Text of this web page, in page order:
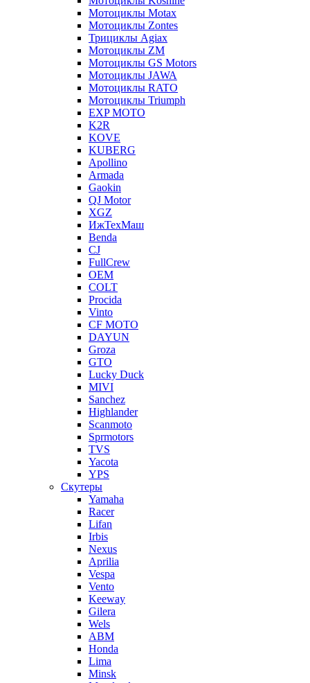
Мотоциклы Motax
Мотоциклы Zontes
Трициклы Agiax
Мотоциклы ZM
Мотоциклы GS Motors
Мотоциклы JAWA
Мотоциклы RATO
Мотоциклы Triumph
EXP MOTO
K2R
KOVE
KUBERG
Apollino
Armada
Gaokin
QJ Motor
XGZ
ИжТехМаш
Benda
CJ
FullCrew
OEM
COLT
Procida
Vinto
CF MOTO
DAYUN
Groza
GTO
Lucky Duck
MIVI
Sanchez
Highlander
Scanmoto
Sprmotors
TVS
Yacota
YPS
Скутеры
Yamaha
Racer
Lifan
Irbis
Nexus
Aprilia
Vespa
Vento
Keeway
Gilera
Wels
ABM
Honda
Lima
Minsk